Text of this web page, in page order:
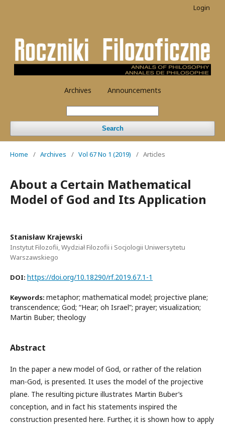
Archives Announcements
Search
Login
Home / Archives / Vol 67 No 1 (2019) / Articles
About a Certain Mathematical
Model of God and Its Application
Stanisław Krajewski
Instytut Filozofii, Wydział Filozofii i Socjologii Uniwersytetu
Warszawskiego
DOI: https://doi.org/10.18290/rf.2019.67.1-1
Keywords: metaphor; mathematical model; projective plane;
transcendence; God; “Hear; oh Israel”; prayer; visualization;
Martin Buber; theology
Abstract
In the paper a new model of God, or rather of the relation
man-God, is presented. It uses the model of the projective
plane. The resulting picture illustrates Martin Buber’s
conception, and in fact his statements inspired the
construction presented here. Further, it is shown how to apply